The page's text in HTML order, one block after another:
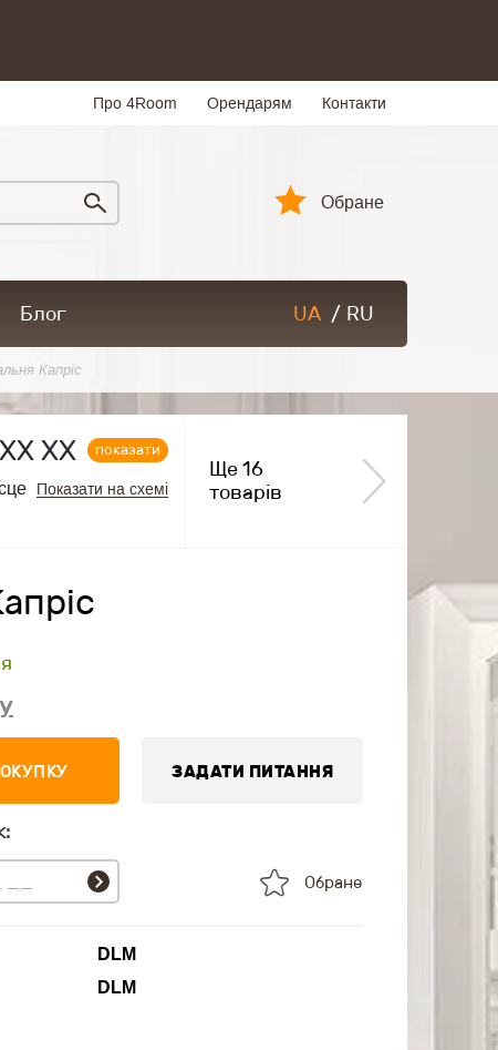
Про 4Room Орендарям Контакти
Обране
Блог UA / RU
Капріс
ХХ показати
Показати на схемі
Ще 16
товарів
ЗАДАТИ ПИТАННЯ
Обране
DLM
DLM